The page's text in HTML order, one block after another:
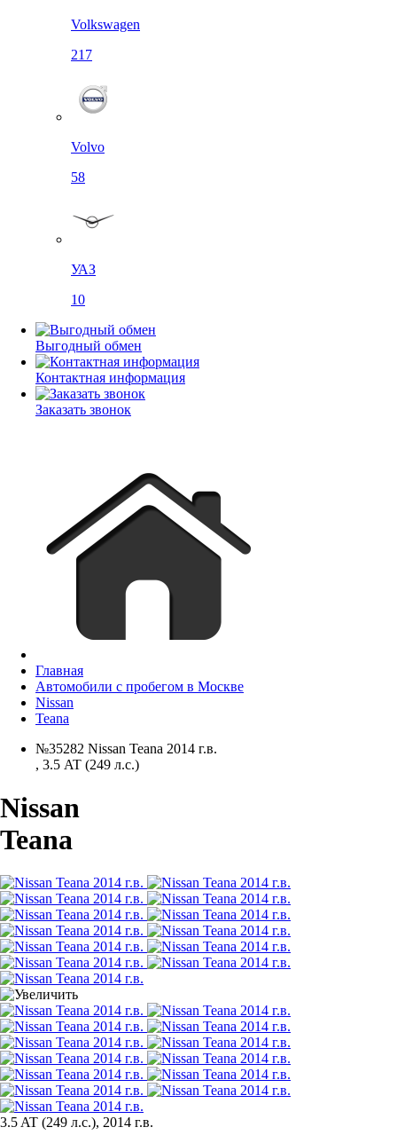
Volkswagen
217
Volvo
58
УАЗ
10
Выгодный обмен
Контактная информация
Заказать звонок
Главная
Автомобили с пробегом в Москве
Nissan
Teana
№35282 Nissan Teana 2014 г.в.
, 3.5 AT (249 л.с.)
Nissan
Teana
3.5 AT (249 л.с.), 2014 г.в.